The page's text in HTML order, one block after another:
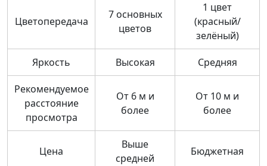
Цветопередача
7 основных
цветов
1 цвет
(красный/
зелёный)
Яркость Высокая Средняя
Рекомендуемое
расстояние
просмотра
От 6 м и
более
От 10 м и
более
Цена
Выше
средней
Бюджетная